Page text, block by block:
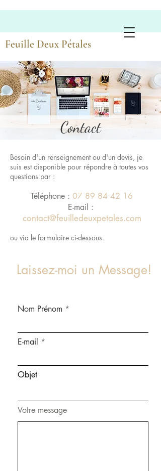
Feuille Deux Pétales
Contact
Besoin d'un renseignement ou d'un devis, je
suis est disponible pour répondre à toutes vos
questions par :
Téléphone : 07 89 84 42 16
E-mail :
contact@feuilledeuxpetales.com
ou via le formulaire ci-dessous.
Laissez-moi un Message!
Nom Prénom
E-mail
Objet
Votre message